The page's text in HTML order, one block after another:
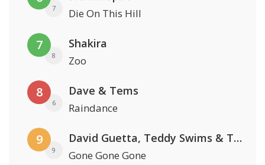
7 Die On This Hill
7
8
Shakira
Zoo
8
6
Dave & Tems
Raindance
9
9
David Guetta, Teddy Swims & Tones And I
Gone Gone Gone